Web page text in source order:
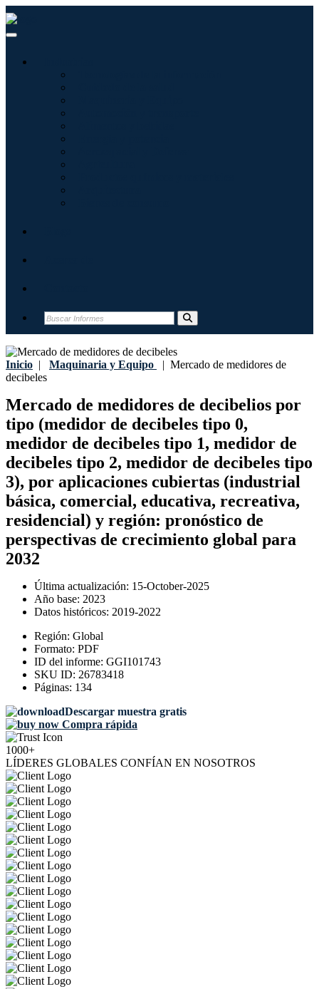
Inicio | Maquinaria y Equipo | Mercado de medidores de
decibeles
Mercado de medidores de decibelios por
tipo (medidor de decibeles tipo 0,
medidor de decibeles tipo 1, medidor de
decibeles tipo 2, medidor de decibeles tipo
3), por aplicaciones cubiertas (industrial
básica, comercial, educativa, recreativa,
residencial) y región: pronóstico de
perspectivas de crecimiento global para
2032
Última actualización: 15-October-2025
Año base: 2023
Datos históricos: 2019-2022
Región: Global
Formato: PDF
ID del informe: GGI101743
SKU ID: 26783418
Páginas: 134
Descargar muestra gratis
Compra rápida
1000+
LÍDERES GLOBALES CONFÍAN EN NOSOTROS